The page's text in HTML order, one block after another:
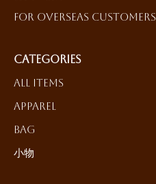
For Overseas Customers
Categories
All Items
Apparel
Bag
小物